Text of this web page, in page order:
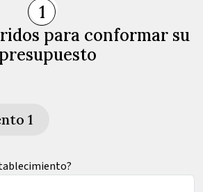
1
para conformar su
presupuesto
1